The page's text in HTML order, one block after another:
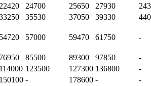
22420 24700 25650 27930
35530 37050 39330
54720 57000 59470 61750 -
76950 85500 89300 97850
-
114000 123500 127300 136800
-
150100 - 178600 -
-